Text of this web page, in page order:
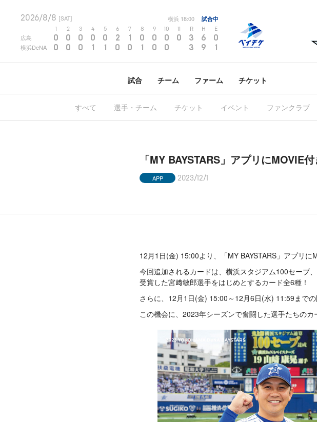
2026/8/8 [SAT] 横浜 18:00 試合中
2 3 4 5 6 7 8 9 10 R H E
広島 0 0 0 0 0 2 1 0 0 0 0 3 6 0
横浜DeNA 0 0 0 1 1 0 0 1 0 0 3 9 1
試合 チーム ファーム チケット
すべて 選手・チーム チケット イベント ファンクラブ
「MY BAYSTARS」アプリにMOVIE
APP 2023/12/1
12月1日(金) 15:00より、「MY BAYSTARS」アプリ
今回追加されるカードは、横浜スタジアム100セーブ
受賞した宮﨑敏郎選手をはじめとするカード全6種！
さらに、12月1日(金) 15:00～12月6日(水) 11:59まで
この機会に、2023年シーズンで奮闘した選手たちのカ